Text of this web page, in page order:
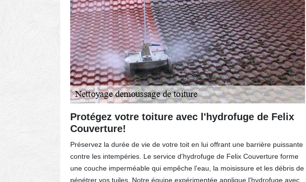
à
les
Protégez votre toiture avec l'hydrofuge de Felix
Couverture!
Préservez la durée de vie de votre toit en lui offrant une barrière puissante
contre les intempéries. Le service d'hydrofuge de Felix Couverture forme
une couche imperméable qui empêche l'eau, la moisissure et les débris de
pénétrer vos tuiles. Notre équipe expérimentée applique l'hydrofuge avec